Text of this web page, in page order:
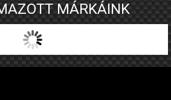
MÁRKÁINK